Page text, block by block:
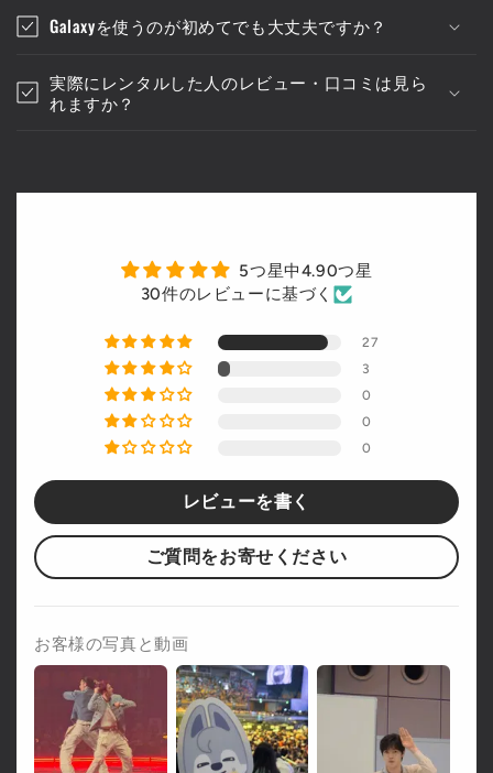
Galaxyを使うのが初めてでも大丈夫ですか？
実際にレンタルした人のレビュー・口コミは見ら
れますか？
5つ星中4.90つ星
30件のレビューに基づく
27
3
0
0
0
レビューを書く
ご質問をお寄せください
お客様の写真と動画